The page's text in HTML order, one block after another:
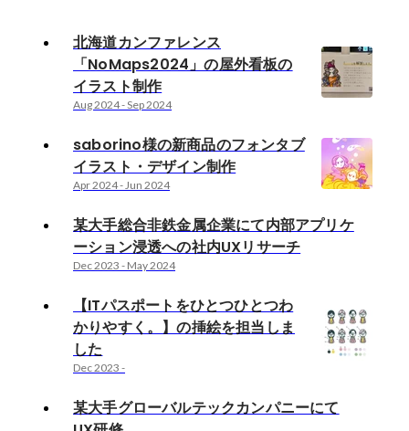
北海道カンファレンス
「NoMaps2024」の屋外看板の
イラスト制作
Aug 2024-Sep 2024
saborino様の新商品のフォンタブ
イラスト・デザイン制作
Apr 2024-Jun 2024
某大手総合非鉄金属企業にて内部アプリケ
ーション浸透への社内UXリサーチ
Dec 2023 - May 2024
【ITパスポートをひとつひとつわ
かりやすく。】の挿絵を担当しま
した
Dec 2023 -
某大手グローバルテックカンパニーにて